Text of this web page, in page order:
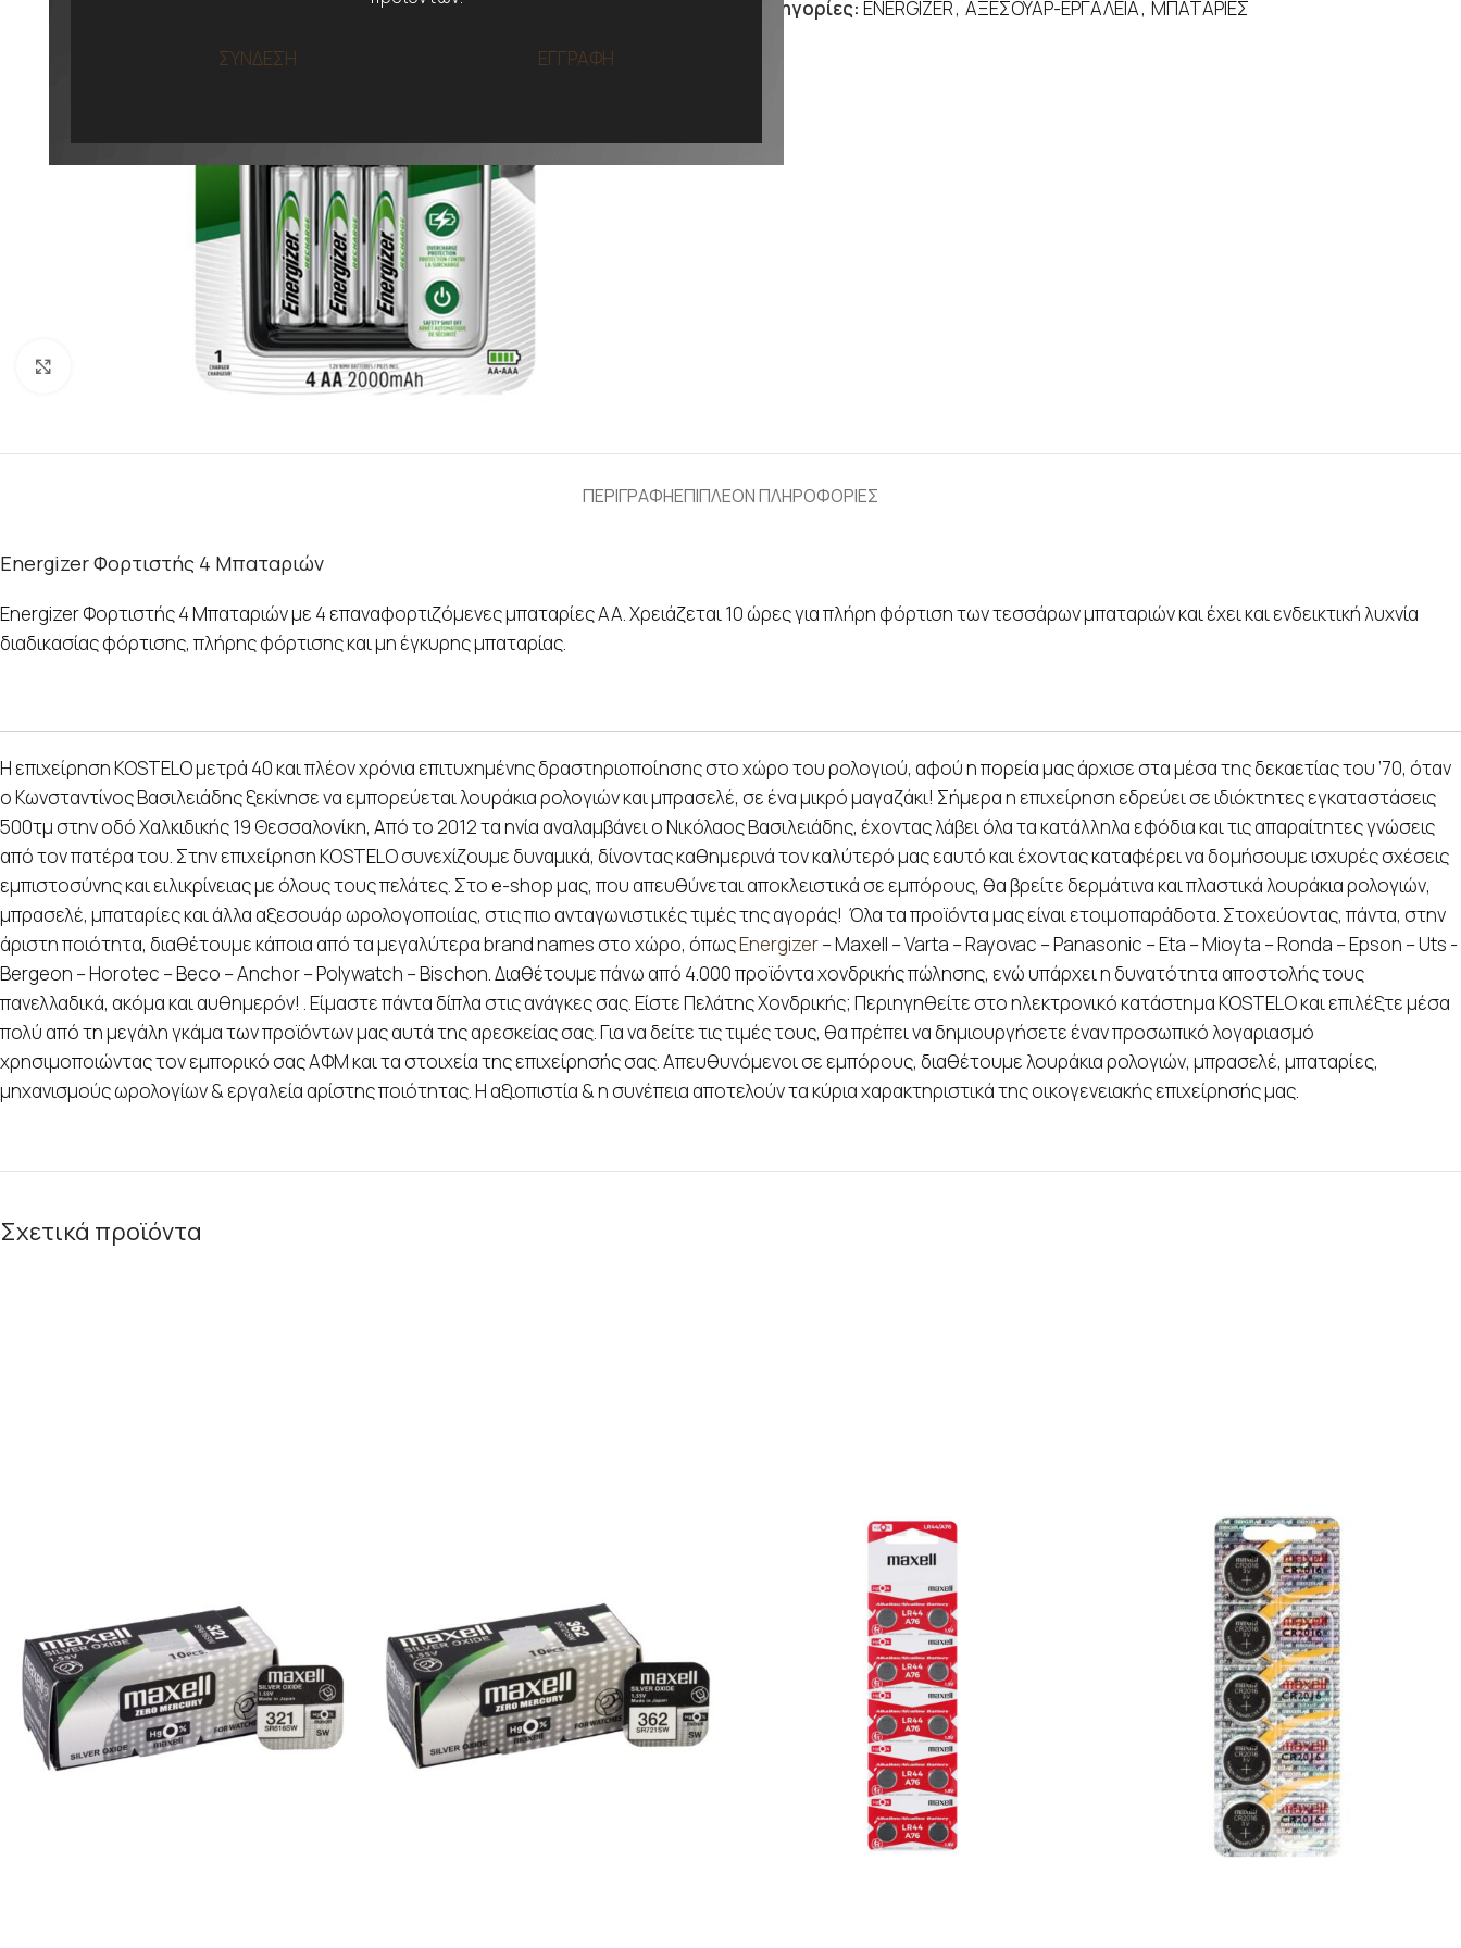
ΣΥΝΔΕΣΗ ΕΓΓΡΑΦΗ
Κατηγορίες: ENERGIZER, ΑΞΕΣΟΥΑΡ-ΕΡΓΑΛΕΙΑ, ΜΠΑΤΑΡΙΕΣ
ΠΕΡΙΓΡΑΦΗΕΠΙΠΛΕΟΝ ΠΛΗΡΟΦΟΡΙΕΣ
Energizer Φορτιστής 4 Μπαταριών
Energizer Φορτιστής 4 Μπαταριών με 4 επαναφορτιζόμενες μπαταρίες ΑΑ. Χρειάζεται 10 ώρες για πλήρη φόρτιση των τεσσάρων μπαταριών και έχει και ενδεικτική λυχνία
διαδικασίας φόρτισης, πλήρης φόρτισης και μη έγκυρης μπαταρίας.
Η επιχείρηση KOSTELO μετρά 40 και πλέον χρόνια επιτυχημένης δραστηριοποίησης στο χώρο του ρολογιού, αφού η πορεία μας άρχισε στα μέσα της δεκαετίας του ’70, όταν
ο Κωνσταντίνος Βασιλειάδης ξεκίνησε να εμπορεύεται λουράκια ρολογιών και μπρασελέ, σε ένα μικρό μαγαζάκι! Σήμερα η επιχείρηση εδρεύει σε ιδιόκτητες εγκαταστάσεις
500τμ στην οδό Χαλκιδικής 19 Θεσσαλονίκη, Από το 2012 τα ηνία αναλαμβάνει ο Νικόλαος Βασιλειάδης, έχοντας λάβει όλα τα κατάλληλα εφόδια και τις απαραίτητες γνώσεις
από τον πατέρα του. Στην επιχείρηση KOSTELO συνεχίζουμε δυναμικά, δίνοντας καθημερινά τον καλύτερό μας εαυτό και έχοντας καταφέρει να δομήσουμε ισχυρές σχέσεις
εμπιστοσύνης και ειλικρίνειας με όλους τους πελάτες. Στο e-shop μας, που απευθύνεται αποκλειστικά σε εμπόρους, θα βρείτε δερμάτινα και πλαστικά λουράκια ρολογιών,
μπρασελέ, μπαταρίες και άλλα αξεσουάρ ωρολογοποιίας, στις πιο ανταγωνιστικές τιμές της αγοράς! Όλα τα προϊόντα μας είναι ετοιμοπαράδοτα. Στοχεύοντας, πάντα, στην
άριστη ποιότητα, διαθέτουμε κάποια από τα μεγαλύτερα brand names στο χώρο, όπωςEnergizer– Maxell – Varta – Rayovac – Panasonic – Eta – Mioyta – Ronda – Epson – Uts -
Bergeon – Horotec – Beco – Anchor – Polywatch – Bischon. Διαθέτουμε πάνω από 4.000 προϊόντα χονδρικής πώλησης, ενώ υπάρχει η δυνατότητα αποστολής τους
πανελλαδικά, ακόμα και αυθημερόν! . Είμαστε πάντα δίπλα στις ανάγκες σας. Είστε Πελάτης Χονδρικής; Περιηγηθείτε στο ηλεκτρονικό κατάστημα KOSTELO και επιλέξτε μέσα
πολύ από τη μεγάλη γκάμα των προϊόντων μας αυτά της αρεσκείας σας. Για να δείτε τις τιμές τους, θα πρέπει να δημιουργήσετε έναν προσωπικό λογαριασμό
χρησιμοποιώντας τον εμπορικό σας ΑΦΜ και τα στοιχεία της επιχείρησής σας. Απευθυνόμενοι σε εμπόρους, διαθέτουμε λουράκια ρολογιών, μπρασελέ, μπαταρίες,
μηχανισμούς ωρολογίων & εργαλεία αρίστης ποιότητας. Η αξιοπιστία & η συνέπεια αποτελούν τα κύρια χαρακτηριστικά της οικογενειακής επιχείρησής μας.
Σχετικά προϊόντα